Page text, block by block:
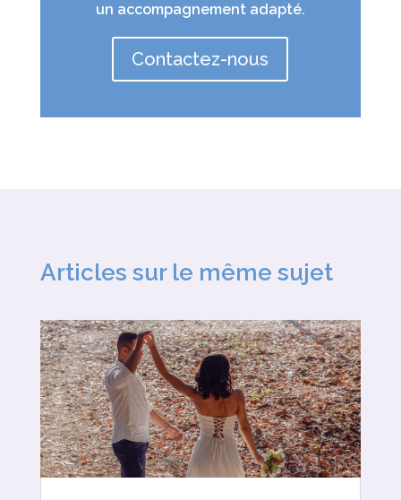
un accompagnement adapté.
Contactez-nous
Articles sur le même sujet